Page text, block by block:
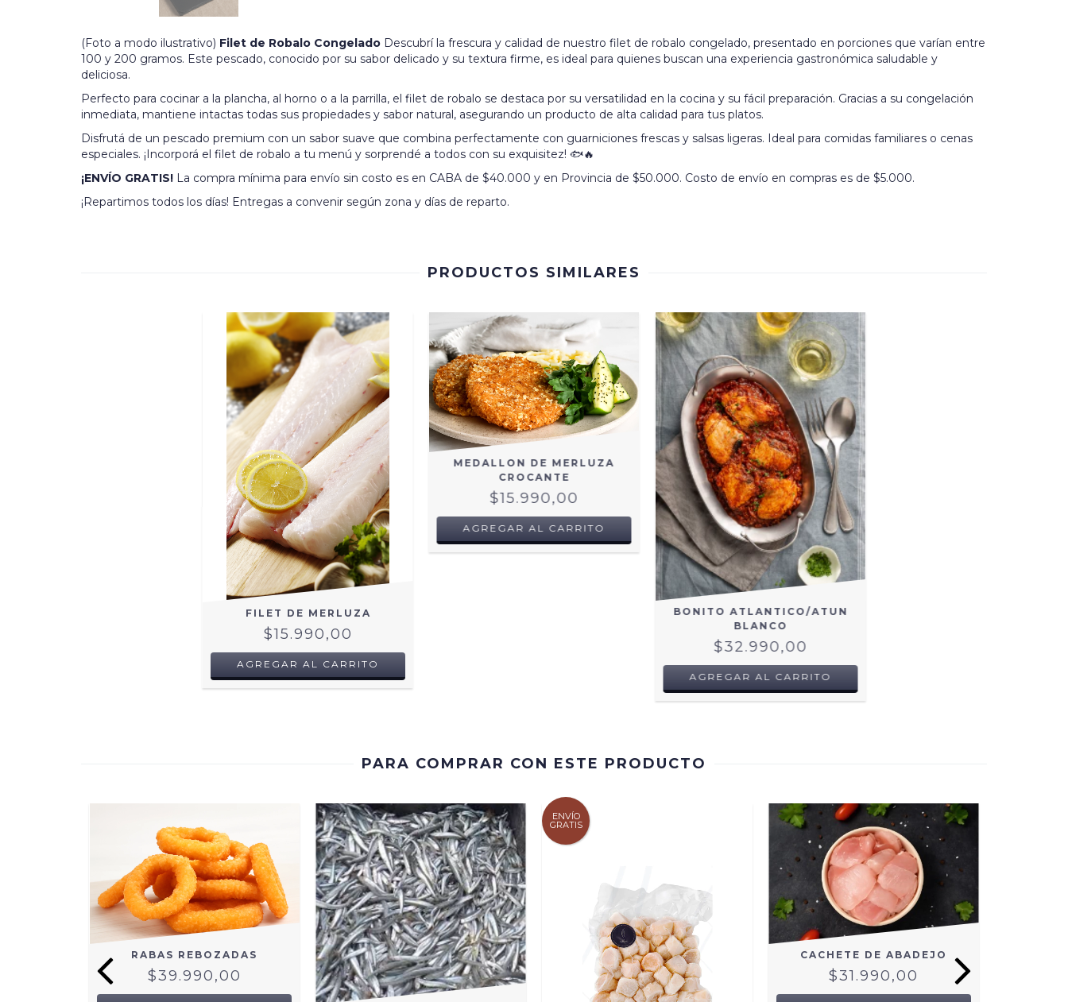
(Foto a modo ilustrativo) Filet de Robalo Congelado Descubrí la frescura y calidad de nuestro filet de robalo congelado, presentado en porciones que varían entre
100 y 200 gramos. Este pescado, conocido por su sabor delicado y su textura firme, es ideal para quienes buscan una experiencia gastronómica saludable y
deliciosa.
Perfecto para cocinar a la plancha, al horno o a la parrilla, el filet de robalo se destaca por su versatilidad en la cocina y su fácil preparación. Gracias a su congelación
inmediata, mantiene intactas todas sus propiedades y sabor natural, asegurando un producto de alta calidad para tus platos.
Disfrutá de un pescado premium con un sabor suave que combina perfectamente con guarniciones frescas y salsas ligeras. Ideal para comidas familiares o cenas
especiales. ¡Incorporá el filet de robalo a tu menú y sorprendé a todos con su exquisitez! 🐟🔥
¡ENVÍO GRATIS! La compra mínima para envío sin costo es en CABA de $40.000 y en Provincia de $50.000. Costo de envío en compras es de $5.000.
¡Repartimos todos los días! Entregas a convenir según zona y días de reparto.
PRODUCTOS SIMILARES
FILET DE MERLUZA
$15.990,00
AGREGAR AL CARRITO
MEDALLON DE MERLUZA
CROCANTE
$15.990,00
AGREGAR AL CARRITO
BONITO ATLANTICO/ATUN
BLANCO
$32.990,00
AGREGAR AL CARRITO
PARA COMPRAR CON ESTE PRODUCTO
RABAS REBOZADAS
$39.990,00
ENVÍO
GRATIS
CACHETE DE ABADEJO
$31.990,00